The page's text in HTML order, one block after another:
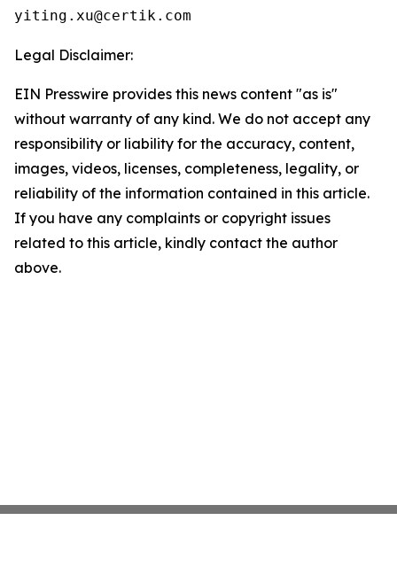
yiting.xu@certik.com
Legal Disclaimer:
EIN Presswire provides this news content "as is"
without warranty of any kind. We do not accept any
responsibility or liability for the accuracy, content,
images, videos, licenses, completeness, legality, or
reliability of the information contained in this article.
If you have any complaints or copyright issues
related to this article, kindly contact the author
above.